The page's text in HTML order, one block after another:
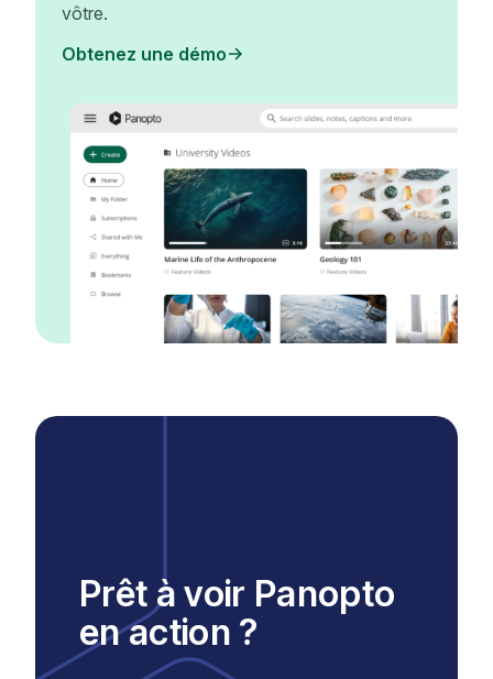
vôtre.
Obtenez une démo
Prêt à voir Panopto
en action ?